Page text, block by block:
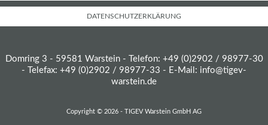
DATENSCHUTZERKLÄRUNG
Domring 3 - 59581 Warstein - Telefon: +49 (0)2902 / 98977-30
- Telefax: +49 (0)2902 / 98977-33 - E-Mail: info@tigev-
warstein.de
Copyright © 2026 - TIGEV Warstein GmbH AG